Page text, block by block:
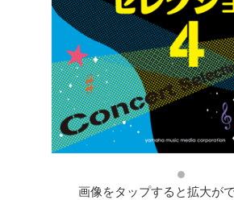
画像をタップすると拡大がで